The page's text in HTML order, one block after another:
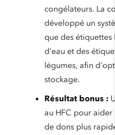
congélateurs. La
développé un
que des étiquettes
d'eau et des
légumes, afin
stockage.
Résultat bonus :
au HFC pour
de dons plus